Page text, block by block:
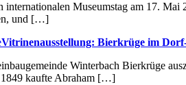
internationalen Museumstag am 17.
und […]
Vitrinenausstellung: Bierkrüge im
Winterbach Bierkrüge
1849 kaufte Abraham […]